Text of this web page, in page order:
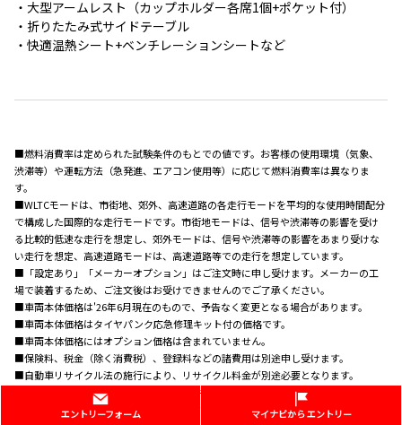
・大型アームレスト（カップホルダー各席1個+ポケット付）
・折りたたみ式サイドテーブル
・快適温熱シート+ベンチレーションシートなど
■燃料消費率は定められた試験条件のもとでの値です。お客様の使用環境（気象、
渋滞等）や運転方法（急発進、エアコン使用等）に応じて燃料消費率は異なりま
す。
■WLTCモードは、市街地、郊外、高速道路の各走行モードを平均的な使用時間配分
で構成した国際的な走行モードです。市街地モードは、信号や渋滞等の影響を受け
る比較的低速な走行を想定し、郊外モードは、信号や渋滞等の影響をあまり受けな
い走行を想定、高速道路モードは、高速道路等での走行を想定しています。
■「設定あり」「メーカーオプション」はご注文時に申し受けます。メーカーの工
場で装着するため、ご注文後はお受けできませんのでご了承ください。
■車両本体価格は'26年6月現在のもので、予告なく変更となる場合があります。
■車両本体価格はタイヤパンク応急修理キット付の価格です。
■車両本体価格にはオプション価格は含まれていません。
■保険料、税金（除く消費税）、登録料などの諸費用は別途申し受けます。
■自動車リサイクル法の施行により、リサイクル料金が別途必要となります。
■ボディカラーおよび内装色は撮影の条件や、ご覧になる環境で実際の色とは異な
って見えることがあります。また、実車においてもご覧になる環境（屋内外、光の角
エントリーフォーム マイナビから エントリー